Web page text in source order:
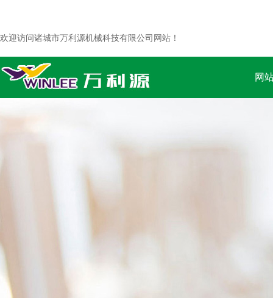
欢迎访问诸城市万利源机械科技有限公司网站！
网